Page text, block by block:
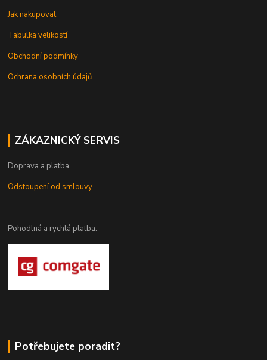
Jak nakupovat
Tabulka velikostí
Obchodní podmínky
Ochrana osobních údajů
ZÁKAZNICKÝ SERVIS
Doprava a platba
Odstoupení od smlouvy
Pohodlná a rychlá platba:
Potřebujete poradit?